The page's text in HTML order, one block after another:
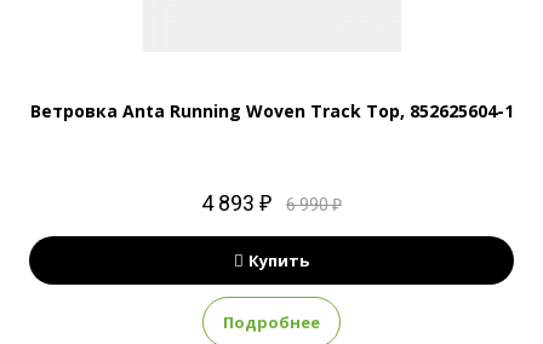
Ветровка Anta Running Woven Track Top, 852625604-1
4 893 ₽ 6 990 ₽
Купить
Подробнее